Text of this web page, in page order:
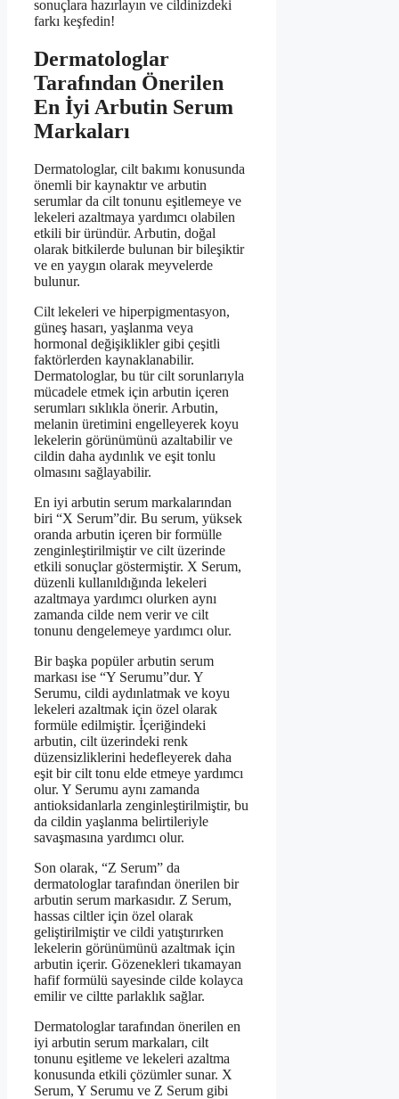
sonuçlara hazırlayın ve cildinizdeki
farkı keşfedin!
Dermatologlar
Tarafından Önerilen
En İyi Arbutin Serum
Markaları
Dermatologlar, cilt bakımı konusunda
önemli bir kaynaktır ve arbutin
serumlar da cilt tonunu eşitlemeye ve
lekeleri azaltmaya yardımcı olabilen
etkili bir üründür. Arbutin, doğal
olarak bitkilerde bulunan bir bileşiktir
ve en yaygın olarak meyvelerde
bulunur.
Cilt lekeleri ve hiperpigmentasyon,
güneş hasarı, yaşlanma veya
hormonal değişiklikler gibi çeşitli
faktörlerden kaynaklanabilir.
Dermatologlar, bu tür cilt sorunlarıyla
mücadele etmek için arbutin içeren
serumları sıklıkla önerir. Arbutin,
melanin üretimini engelleyerek koyu
lekelerin görünümünü azaltabilir ve
cildin daha aydınlık ve eşit tonlu
olmasını sağlayabilir.
En iyi arbutin serum markalarından
biri “X Serum”dir. Bu serum, yüksek
oranda arbutin içeren bir formülle
zenginleştirilmiştir ve cilt üzerinde
etkili sonuçlar göstermiştir. X Serum,
düzenli kullanıldığında lekeleri
azaltmaya yardımcı olurken aynı
zamanda cilde nem verir ve cilt
tonunu dengelemeye yardımcı olur.
Bir başka popüler arbutin serum
markası ise “Y Serumu”dur. Y
Serumu, cildi aydınlatmak ve koyu
lekeleri azaltmak için özel olarak
formüle edilmiştir. İçeriğindeki
arbutin, cilt üzerindeki renk
düzensizliklerini hedefleyerek daha
eşit bir cilt tonu elde etmeye yardımcı
olur. Y Serumu aynı zamanda
antioksidanlarla zenginleştirilmiştir, bu
da cildin yaşlanma belirtileriyle
savaşmasına yardımcı olur.
Son olarak, “Z Serum” da
dermatologlar tarafından önerilen bir
arbutin serum markasıdır. Z Serum,
hassas ciltler için özel olarak
geliştirilmiştir ve cildi yatıştırırken
lekelerin görünümünü azaltmak için
arbutin içerir. Gözenekleri tıkamayan
hafif formülü sayesinde cilde kolayca
emilir ve ciltte parlaklık sağlar.
Dermatologlar tarafından önerilen en
iyi arbutin serum markaları, cilt
tonunu eşitleme ve lekeleri azaltma
konusunda etkili çözümler sunar. X
Serum, Y Serumu ve Z Serum gibi